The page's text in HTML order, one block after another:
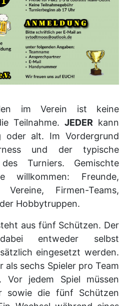
im Verein ist keine
Teilnahme. JEDER kann
oder alt. Im Vordergrund
und der typische
des Turniers. Gemischte
willkommen: Freunde,
Vereine, Firmen-Teams,
Hobbytruppen.
aus fünf Schützen. Der
entweder selbst
eingesetzt werden.
als sechs Spieler pro Team
Vor jedem Spiel müssen
sowie die fünf Schützen